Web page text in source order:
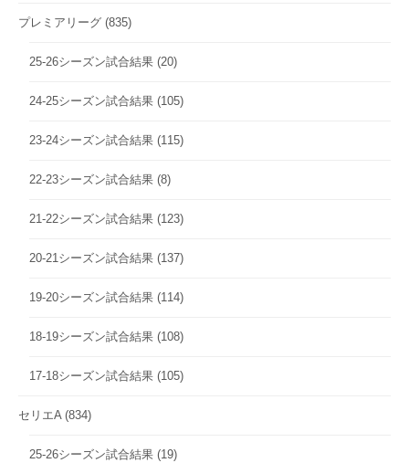
プレミアリーグ (835)
25-26シーズン試合結果 (20)
24-25シーズン試合結果 (105)
23-24シーズン試合結果 (115)
22-23シーズン試合結果 (8)
21-22シーズン試合結果 (123)
20-21シーズン試合結果 (137)
19-20シーズン試合結果 (114)
18-19シーズン試合結果 (108)
17-18シーズン試合結果 (105)
セリエA(834)
25-26シーズン試合結果 (19)